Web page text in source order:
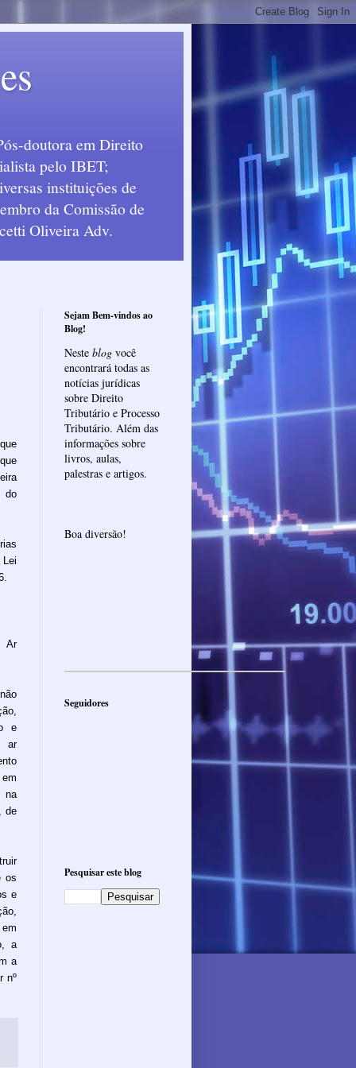
doutora em Direito
pelo IBET;
instituições de
da Comissão de
Oliveira Adv.
do
Lei
Ar
e
ar
na
de
os
e
a
a
nº
Sejam Bem-vindos ao
Blog!
Neste blog você
encontrará todas as
notícias jurídicas
sobre Direito
Tributário e Processo
Tributário. Além das
informações sobre
livros, aulas,
palestras e artigos.
Boa diversão!
Seguidores
Pesquisar este blog